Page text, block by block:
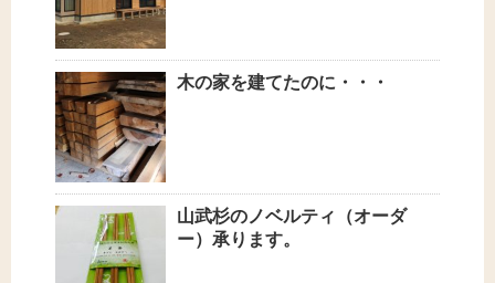
木の家を建てたのに・・・
山武杉のノベルティ（オーダ
ー）承ります。